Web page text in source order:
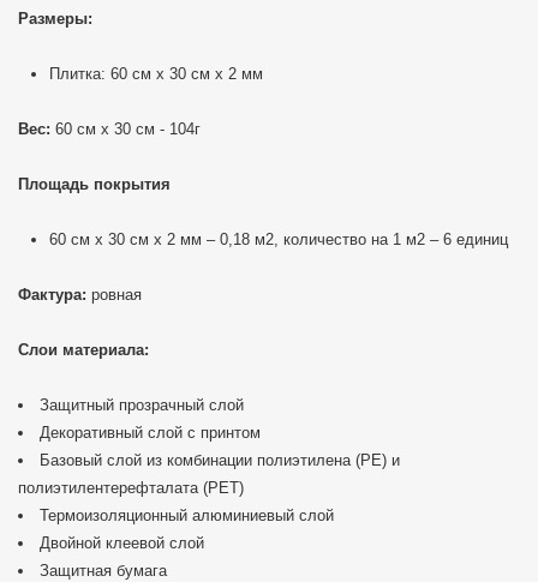
Размеры:
Плитка: 60 см х 30 см х 2 мм
Вес: 60 см х 30 см - 104г
Площадь покрытия
60 см х 30 см х 2 мм – 0,18 м2, количество на 1 м2 – 6 единиц
Фактура: ровная
Слои материала:
Защитный прозрачный слой
Декоративный слой с принтом
Базовый слой из комбинации полиэтилена (PE) и
полиэтилентерефталата (PET)
Термоизоляционный алюминиевый слой
Двойной клеевой слой
Защитная бумага